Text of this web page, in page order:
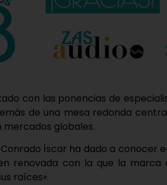
con las ponencias de
de una mesa redonda
globales.
Íscar ha dado a conocer
renovada con la que la
raíces».